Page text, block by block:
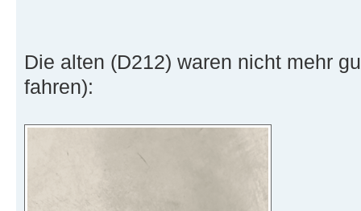
Die alten (D212) waren nicht mehr
fahren):